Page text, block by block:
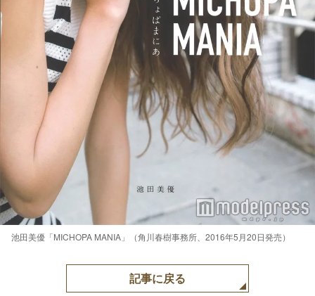
池田美優「MICHOPA MANIA」（角川春樹事務所、2016年5月20日発売）
記事に戻る